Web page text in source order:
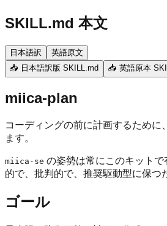
SKILL.md 本文
日本語訳
英語原文
📥 日本語訳版 SKILL.md
📥 英語原本
miica-plan
コーディングの前に計画するために
ます。
miica-se の姿勢は常にこのキット
的で、批判的で、推奨駆動型に保つ
ゴール